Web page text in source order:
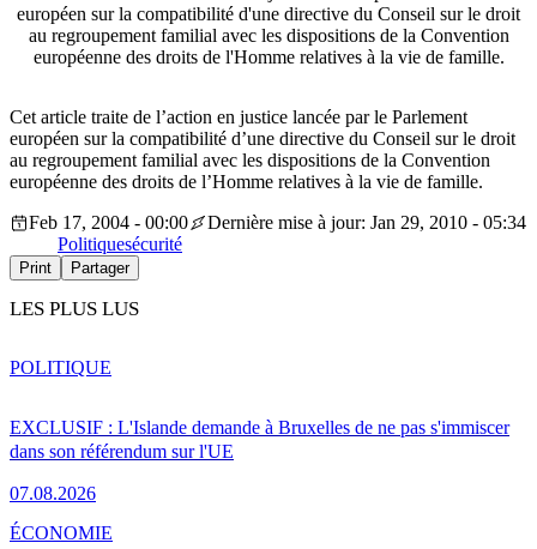
européen sur la compatibilité d'une directive du Conseil sur le droit
au regroupement familial avec les dispositions de la Convention
européenne des droits de l'Homme relatives à la vie de famille.
Cet article traite de l’action en justice lancée par le Parlement
européen sur la compatibilité d’une directive du Conseil sur le droit
au regroupement familial avec les dispositions de la Convention
européenne des droits de l’Homme relatives à la vie de famille.
Feb 17, 2004 - 00:00
Dernière mise à jour: Jan 29, 2010 - 05:34
Politiquesécurité
Print Partager
LES PLUS LUS
EXCLUSIF : L'Islande demande à Bruxelles de ne pas s'immiscer
dans son référendum sur l'UE
07.08.2026
POLITIQUE
ÉCONOMIE